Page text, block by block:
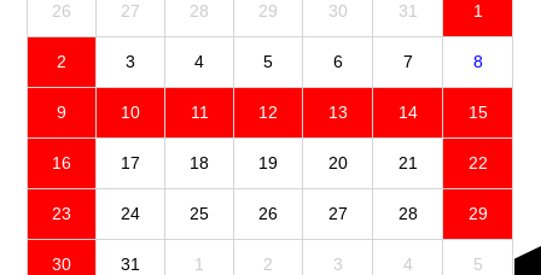
26 27 28 29 30 31 1
2 3 4 5 6 7 8
9 10 11 12 13 14 15
16 17 18 19 20 21 22
23 24 25 26 27 28 29
30 31 1 2 3 4 5